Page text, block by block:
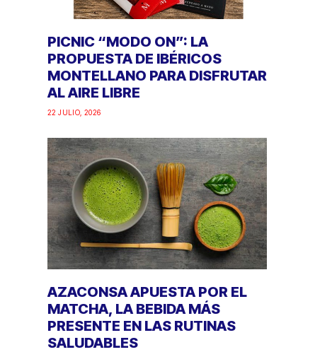
PICNIC “MODO ON”: LA
PROPUESTA DE IBÉRICOS
MONTELLANO PARA DISFRUTAR
AL AIRE LIBRE
22 JULIO, 2026
AZACONSA APUESTA POR EL
MATCHA, LA BEBIDA MÁS
PRESENTE EN LAS RUTINAS
SALUDABLES